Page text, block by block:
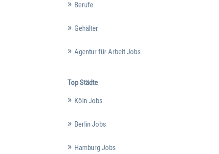
Berufe
Gehälter
Agentur für Arbeit Jobs
Top Städte
Köln Jobs
Berlin Jobs
Hamburg Jobs